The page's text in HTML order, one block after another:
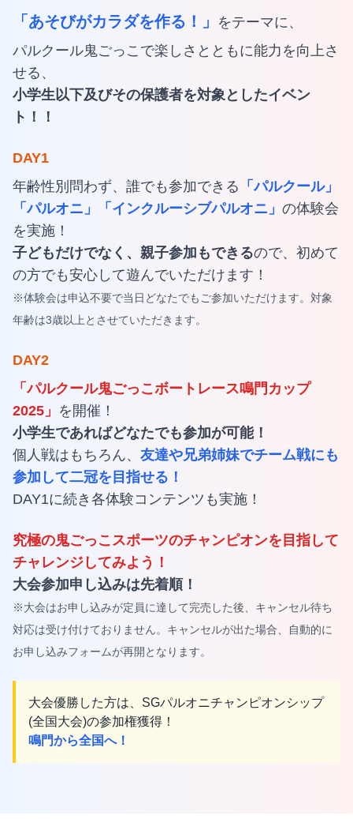
「あそびがカラダを作る！」
をテーマに、
パルクール鬼ごっこで楽しさとともに能力を向上さ
せる、
小学生以下及びその保護者を対象としたイベン
ト！！
DAY1
年齢性別問わず、誰でも参加できる 「パルクール」
「パルオニ」「インクルーシブパルオニ」 の体験会
を実施！
子どもだけでなく、親子参加もできるので、初めて
の方でも安心して遊んでいただけます！
※体験会は申込不要で当日どなたでもご参加いただけます。対象
年齢は3歳以上とさせていただきます。
DAY2
「パルクール鬼ごっこボートレース鳴門カップ
2025」 を開催！
小学生であればどなたでも参加が可能！
個人戦はもちろん、 友達や兄弟姉妹でチーム戦にも
参加して二冠を目指せる！
DAY1に続き各体験コンテンツも実施！
究極の鬼ごっこスポーツのチャンピオンを目指して
チャレンジしてみよう！
大会参加申し込みは先着順！
※大会はお申し込みが定員に達して完売した後、キャンセル待ち
対応は受け付けておりません。キャンセルが出た場合、自動的に
お申し込みフォームが再開となります。
大会優勝した方は、SGパルオニチャンピオンシップ
(全国大会)の参加権獲得！
鳴門から全国へ！